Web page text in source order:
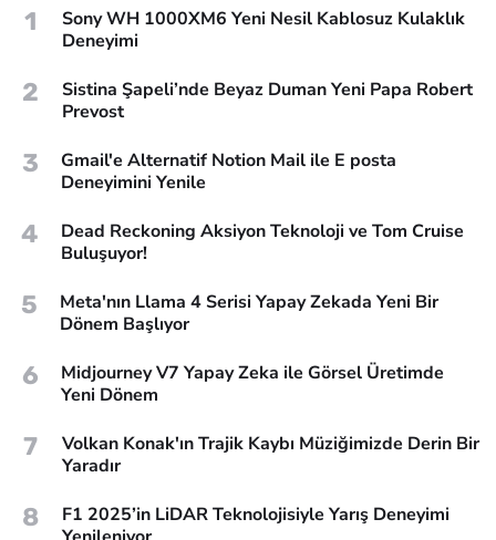
1
Sony WH 1000XM6 Yeni Nesil Kablosuz Kulaklık
Deneyimi
2
Sistina Şapeli’nde Beyaz Duman Yeni Papa Robert
Prevost
3
Gmail'e Alternatif Notion Mail ile E posta
Deneyimini Yenile
4
Dead Reckoning Aksiyon Teknoloji ve Tom Cruise
Buluşuyor!
5
Meta'nın Llama 4 Serisi Yapay Zekada Yeni Bir
Dönem Başlıyor
6
Midjourney V7 Yapay Zeka ile Görsel Üretimde
Yeni Dönem
7
Volkan Konak'ın Trajik Kaybı Müziğimizde Derin Bir
Yaradır
8
F1 2025’in LiDAR Teknolojisiyle Yarış Deneyimi